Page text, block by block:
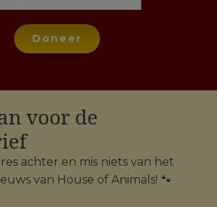
Doneer
voor de
achter en mis niets van het
van House of Animals! 🐾